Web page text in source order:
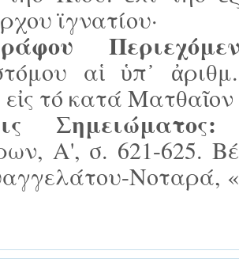
ϊγνατίου·
αἱ ὑπ᾿
εἰς τό κατά
Σημειώματος:
Α', σ. 621-625.
Νοταρά,